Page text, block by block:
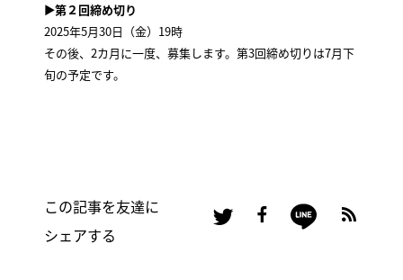
▶第２回締め切り
2025年5月30日（金）19時
その後、2カ月に一度、募集します。第3回締め切りは7月下
旬の予定です。
この記事を友達に
シェアする